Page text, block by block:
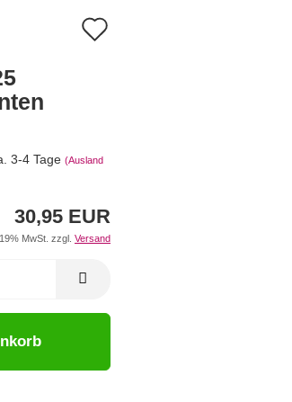
3-4 Tage (Ausland
30,95 EUR
MwSt. zzgl. Versand